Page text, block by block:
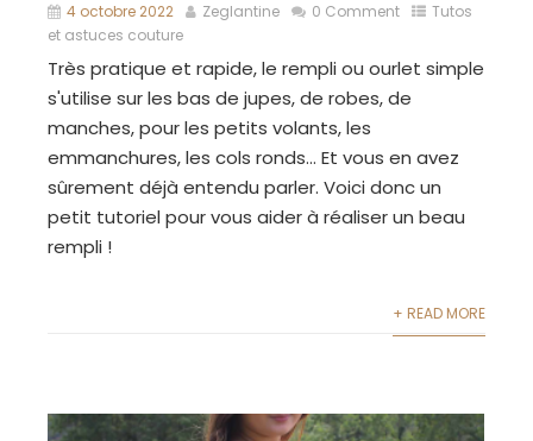
4 octobre 2022 Zeglantine 0 Comment
Tutos
et astuces couture
Très pratique et rapide, le rempli ou ourlet simple
s'utilise sur les bas de jupes, de robes, de
manches, pour les petits volants, les
emmanchures, les cols ronds… Et vous en avez
sûrement déjà entendu parler. Voici donc un
petit tutoriel pour vous aider à réaliser un beau
rempli !
+ READ MORE